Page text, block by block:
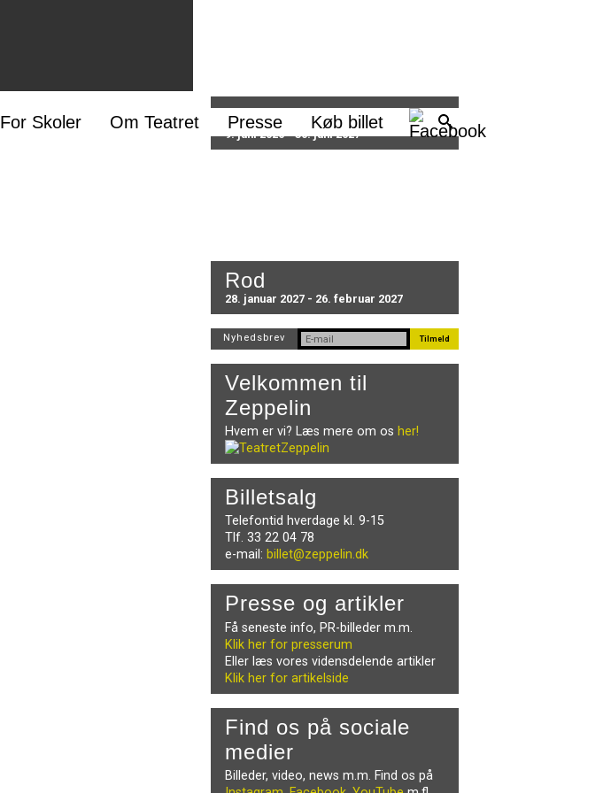
For Skoler Om Teatret Presse Køb billet
Sæson 2026/27
9. juni 2026 - 30. juni 2027
Rod
28. januar 2027 - 26. februar 2027
Nyhedsbrev
Velkommen til
Zeppelin
Hvem er vi? Læs mere om os her!
Billetsalg
Telefontid hverdage kl. 9-15
Tlf. 33 22 04 78
e-mail: billet@zeppelin.dk
Presse og artikler
Få seneste info, PR-billeder m.m.
Klik her for presserum
Eller læs vores vidensdelende artikler
Klik her for artikelside
Find os på sociale
medier
Billeder, video, news m.m. Find os på